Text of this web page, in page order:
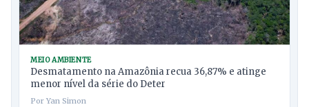
MEIO AMBIENTE
Desmatamento na Amazônia recua 36,87% e atinge
menor nível da série do Deter
Por Yan Simon